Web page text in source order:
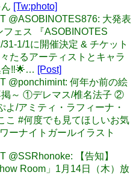
[Tw:photo]
@ASOBINOTES876: 大発表
フェス 『ASOBINOTES
1/1に開催決定 & チケット
たるアーティストとキャラ
合‼️🌟… [Post]
@ponchimint: 何年か前の絵
掲～ ①デレマス/椎名法子 ②
/アミティ・ラフィーナ・
こ #何度でも見てほしいお気
ーナイトガールイラスト
@SSRhonoke: 【告知】
Room」1月14日（木）放